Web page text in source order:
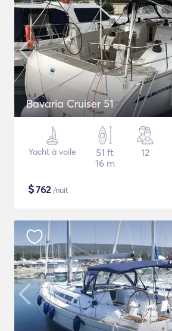
Bavaria Cruiser 51
Yacht à voile
51 ft
16 m
12
$762/nuit